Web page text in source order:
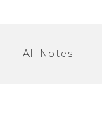
All Notes